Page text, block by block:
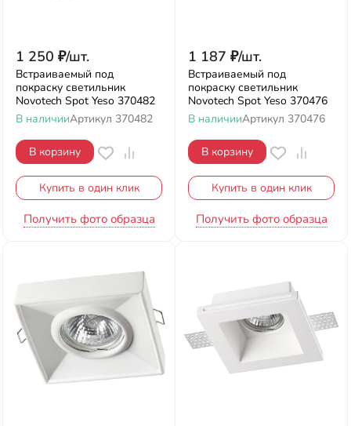
1 250 ₽/шт.
Встраиваемый под
покраску светильник
Novotech Spot Yeso 370482
В наличииАртикул 370482
В корзину
Купить в один клик
Получить фото образца
1 187 ₽/шт.
Встраиваемый под
покраску светильник
Novotech Spot Yeso 370476
В наличииАртикул 370476
В корзину
Купить в один клик
Получить фото образца